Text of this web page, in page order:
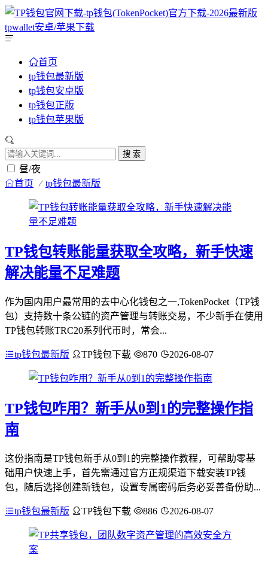
首页
tp钱包最新版
tp钱包安卓版
tp钱包正版
tp钱包苹果版
搜 索
昼/夜
首页 tp钱包最新版
TP钱包转账能量获取全攻略，新手快速
解决能量不足难题
作为国内用户最常用的去中心化钱包之一,TokenPocket（TP钱
包）支持数十条公链的资产管理与转账交易，不少新手在使用
TP钱包转账TRC20系列代币时，常会...
tp钱包最新版 TP钱包下载 870 2026-08-07
TP钱包咋用？新手从0到1的完整操作指
南
这份指南是TP钱包新手从0到1的完整操作教程，可帮助零基
础用户快速上手，首先需通过官方正规渠道下载安装TP钱
包，随后选择创建新钱包，设置专属密码后务必妥善备份助...
tp钱包最新版 TP钱包下载 886 2026-08-07